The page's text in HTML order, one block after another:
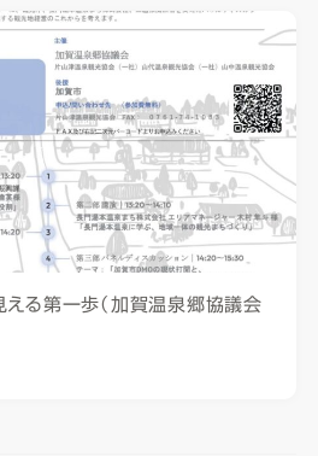
る第一歩（加賀温泉郷協議会